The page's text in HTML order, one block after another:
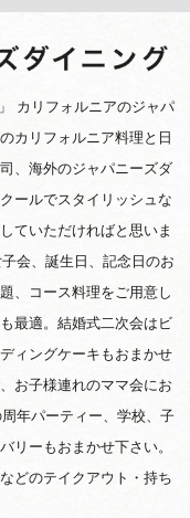
カリフォルニアのジャパ
カリフォルニア料理と日
、海外のジャパニーズダ
ールでスタイリッシュな
ていただければと思いま
会、誕生日、記念日のお
、コース料理をご用意し
最適。結婚式二次会はビ
ィングケーキもおまかせ
お子様連れのママ会にお
年パーティー、学校、子
リーもおまかせ下さい。
どのテイクアウト・持ち